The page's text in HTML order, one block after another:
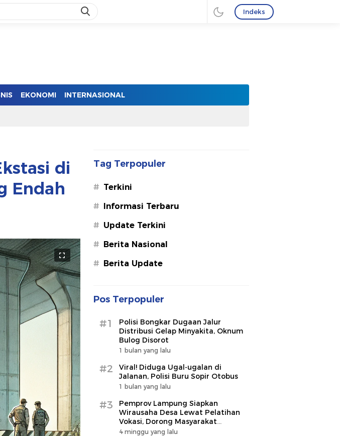
Indeks
EKONOMI INTERNASIONAL
di
Endah
Tag Terpopuler
# Terkini
# Informasi Terbaru
# Update Terkini
# Berita Nasional
# Berita Update
Pos Terpopuler
#1
Polisi Bongkar Dugaan Jalur
Distribusi Gelap Minyakita, Oknum
Bulog Disorot
1 bulan yang lalu
#2
Viral! Diduga Ugal-ugalan di
Jalanan, Polisi Buru Sopir Otobus
1 bulan yang lalu
#3
Pemprov Lampung Siapkan
Wirausaha Desa Lewat Pelatihan
Vokasi, Dorong Masyarakat
Ciptakan Lapangan Kerja
4 minggu yang lalu